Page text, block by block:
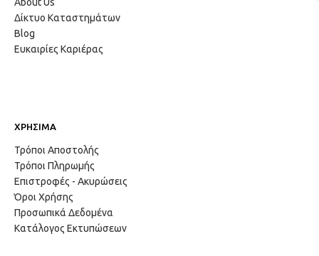
About Us
Δίκτυο Καταστημάτων
Blog
Ευκαιρίες Καριέρας
ΧΡΗΣΙΜΑ
Τρόποι Αποστολής
Τρόποι Πληρωμής
Επιστροφές - Ακυρώσεις
Όροι Χρήσης
Προσωπικά Δεδομένα
Κατάλογος Εκτυπώσεων